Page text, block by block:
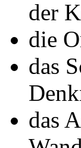
der
die
das
das